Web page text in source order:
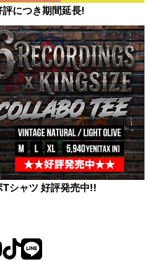
につき期間延長!
シャツ 好評発売中!!